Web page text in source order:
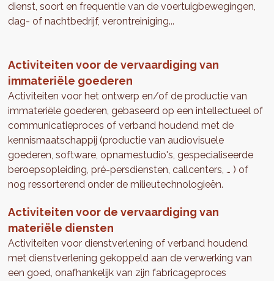
dienst, soort en frequentie van de voertuigbewegingen,
dag- of nachtbedrijf, verontreiniging...
Activiteiten voor de vervaardiging van
immateriële goederen
Activiteiten voor het ontwerp en/of de productie van
immateriële goederen, gebaseerd op een intellectueel of
communicatieproces of verband houdend met de
kennismaatschappij (productie van audiovisuele
goederen, software, opnamestudio's, gespecialiseerde
beroepsopleiding, pré-persdiensten, callcenters, … ) of
nog ressorterend onder de milieutechnologieën.
Activiteiten voor de vervaardiging van
materiële diensten
Activiteiten voor dienstverlening of verband houdend
met dienstverlening gekoppeld aan de verwerking van
een goed, onafhankelijk van zijn fabricageproces